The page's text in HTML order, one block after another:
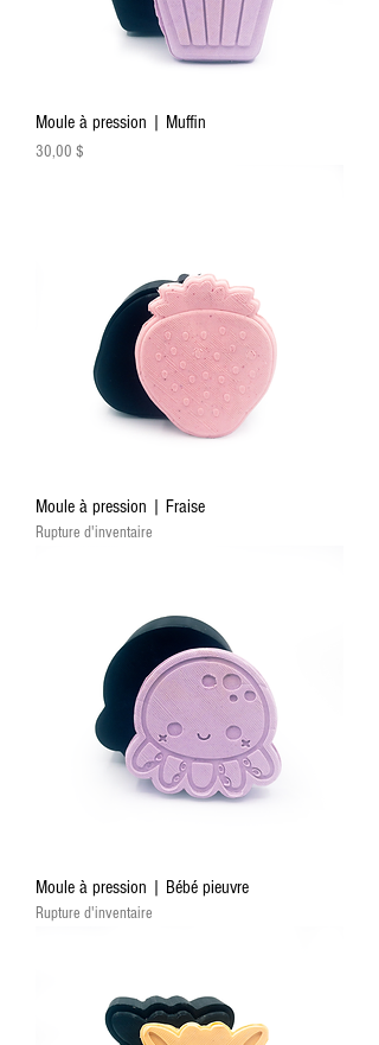
Moule à pression | Muffin
Prix
30,00 $
Moule à pression | Fraise
Rupture d'inventaire
Moule à pression | Bébé pieuvre
Rupture d'inventaire